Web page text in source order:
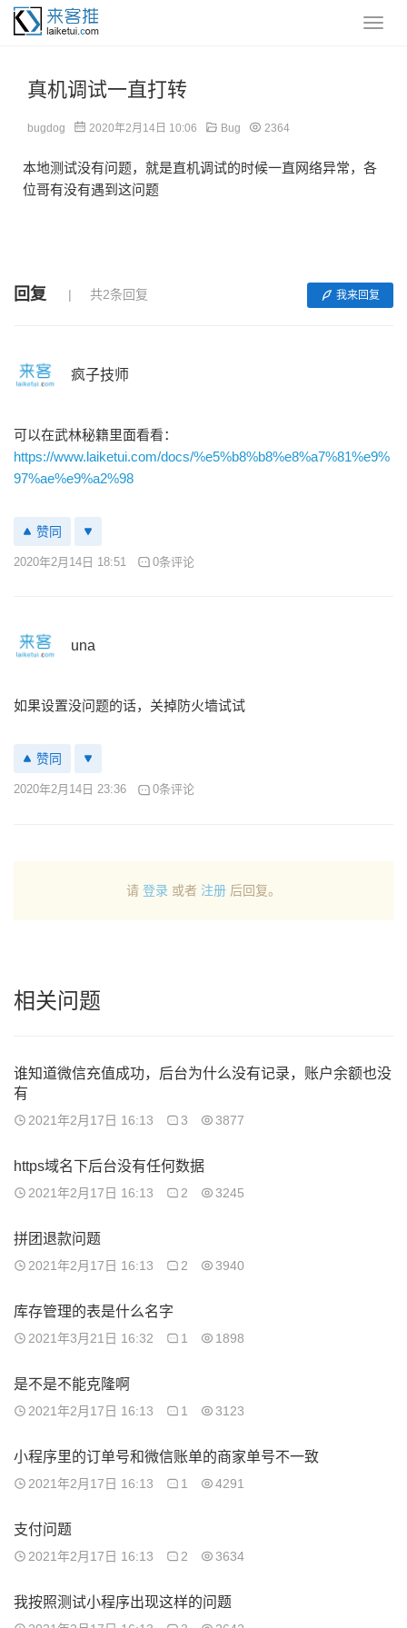
真机调试一直打转
bugdog 2020年2月14日 10:06 Bug 2364
本地测试没有问题，就是直机调试的时候一直网络异常，各
位哥有没有遇到这问题
回复 共2条回复 我来回复
疯子技师
可以在武林秘籍里面看看：
https://www.laiketui.com/docs/%e5%b8%b8%e8%a7%81%e9%
97%ae%e9%a2%98
赞同
2020年2月14日 18:51 0条评论
una
如果设置没问题的话，关掉防火墙试试
赞同
2020年2月14日 23:36 0条评论
请 登录 或者 注册 后回复。
相关问题
谁知道微信充值成功，后台为什么没有记录，账户余额也没
有
2021年2月17日 16:13 3 3877
https域名下后台没有任何数据
2021年2月17日 16:13 2 3245
拼团退款问题
2021年2月17日 16:13 2 3940
库存管理的表是什么名字
2021年3月21日 16:32 1 1898
是不是不能克隆啊
2021年2月17日 16:13 1 3123
小程序里的订单号和微信账单的商家单号不一致
2021年2月17日 16:13 1 4291
支付问题
2021年2月17日 16:13 2 3634
我按照测试小程序出现这样的问题